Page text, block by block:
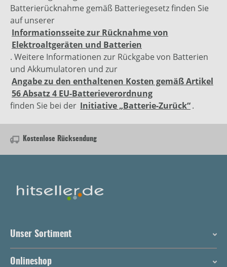
Batterierücknahme gemäß Batteriegesetz finden Sie
auf unserer
Informationsseite zur Rücknahme von
Elektroaltgeräten und Batterien
. Weitere Informationen zur Rückgabe von Batterien
und Akkumulatoren und zur
Angabe zu den enthaltenen Kosten gemäß Artikel
56 Absatz 4 EU-Batterieverordnung
finden Sie bei der Initiative „Batterie-Zurück“.
Kostenlose Rücksendung
Unser Sortiment
Onlineshop